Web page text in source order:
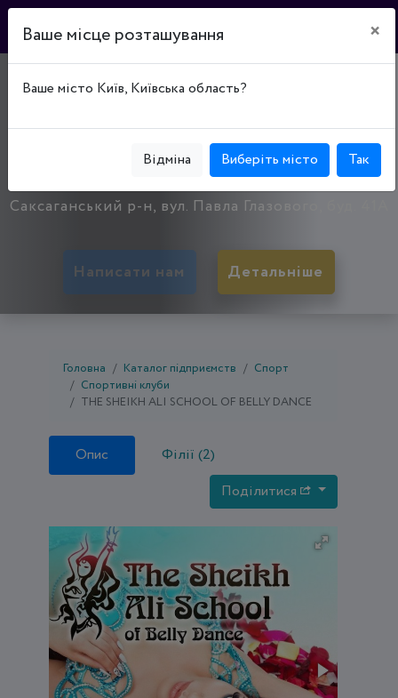
THE SHEIKH ALI
SCHOOL OF BELLY
DANCE
50071, Дніпропетровська обл., Кривий Ріг,
Саксаганський р-н, вул. Павла Глазового, буд. 41А
Написати нам Детальніше
Головна Каталог підприємств
Спорт
Спортивні клуби
THE SHEIKH ALI SCHOOL OF BELLY DANCE
Опис
Філії (2)
Поділитися
Ваше місце розташування ×
Ваше місто Київ, Київська область?
Відміна Виберіть місто Так